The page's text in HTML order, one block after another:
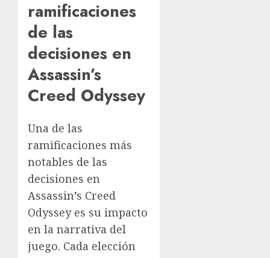
ramificaciones
de las
decisiones en
Assassin’s
Creed Odyssey
Una de las
ramificaciones más
notables de las
decisiones en
Assassin’s Creed
Odyssey es su impacto
en la narrativa del
juego. Cada elección